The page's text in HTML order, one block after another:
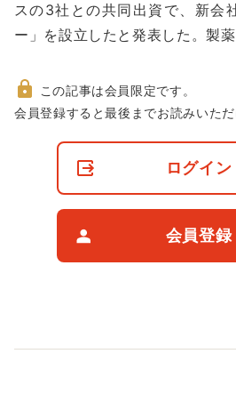
スの3社との共同出資で、新会
ー」を設立したと発表した。製
非
この記事は会員限定です。
会員登録すると最後までお読みいただ
ログイン
会員登録